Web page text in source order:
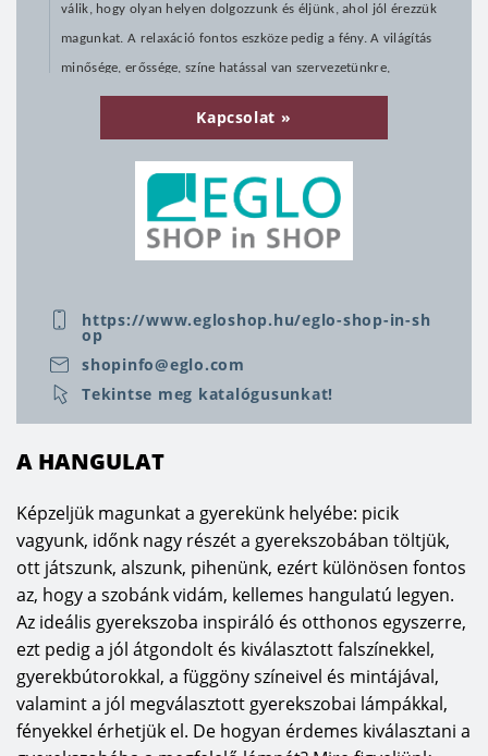
válik, hogy olyan helyen dolgozzunk és éljünk, ahol jól érezzük
magunkat. A relaxáció fontos eszköze pedig a fény. A világítás
minősége, erőssége, színe hatással van szervezetünkre,
hangulatunkra, viselkedésünkre, figyelmünk intenzitására,
valamint számos alternatív gyógyító terápia eszköze is.
stílusához harmonizáló világítás megtervezésére, kialakítására,
illetve az ehhez megfelelő lámpák, fényforrások kiválasztására,
kielégítése és egy olyan széleskörű lámpa- és
fényforrásválaszték kialakítása, ahol mindenki megtalálja az
egyéniségének, ízlésének, pénztárcájának megfelelő és a mai
trendeket követő lakásbelső kialakításához szükséges
amikor Ludwig Obwieser Ausztriában megnyitotta az első
megalapították az első leányvállalaltot Németországban és
egyre népszerűbbé váltak az EGLO termékek az európai
piacon. Mára már 60 leányvállalat dolgozik a konszernen belül
és több mint 132 országban vannak jelen, nemcsak
Európában, hanem Kínában, Indiában, Amerikában is. Az EGLO
LUX Kft. – mint az EGLO egyik leányvállalata- 1992-ben kezdte
el a működését Dunakeszin, és röviddel ezután felépült az
EGLO gyár Pásztón, ahol mára már 12 ezer darab lámpa
Kapcsolat
https://www.egloshop.hu/eglo-shop-in-sh
op
shopinfo@eglo.com
Tekintse meg katalógusunkat!
A HANGULAT
Képzeljük magunkat a gyerekünk helyébe: picik
vagyunk, időnk nagy részét a gyerekszobában töltjük,
ott játszunk, alszunk, pihenünk, ezért különösen fontos
az, hogy a szobánk vidám, kellemes hangulatú legyen.
Az ideális gyerekszoba inspiráló és otthonos egyszerre,
ezt pedig a jól átgondolt és kiválasztott falszínekkel,
gyerekbútorokkal, a függöny színeivel és mintájával,
valamint a jól megválasztott gyerekszobai lámpákkal,
fényekkel érhetjük el. De hogyan érdemes kiválasztani a